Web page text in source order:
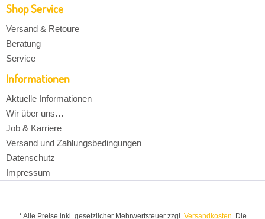
Shop Service
Versand & Retoure
Beratung
Service
Informationen
Aktuelle Informationen
Wir über uns…
Job & Karriere
Versand und Zahlungsbedingungen
Datenschutz
Impressum
* Alle Preise inkl. gesetzlicher Mehrwertsteuer zzgl. Versandkosten. Die